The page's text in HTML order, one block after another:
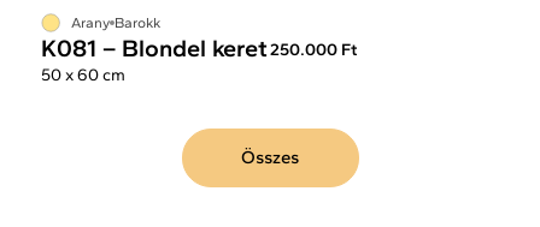
Arany Barokk
K081 – Blondel keret250.000 Ft
50 x 60 cm
Összes